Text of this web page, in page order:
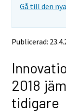
Gå till den
Publicerad:
2018
tidigare